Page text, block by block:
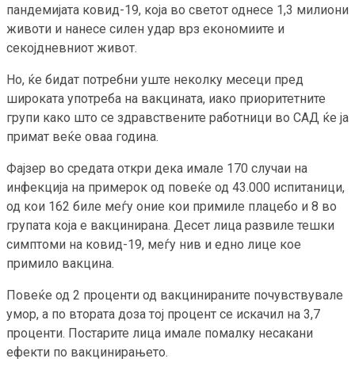
пандемијата ковид-19, која во светот однесе 1,3 милиони
животи и нанесе силен удар врз економиите и
секојдневниот живот.
Но, ќе бидат потребни уште неколку месеци пред
широката употреба на вакцината, иако приоритетните
групи како што се здравствените работници во САД ќе ја
примат веќе оваа година.
Фајзер во средата откри дека имале 170 случаи на
инфекција на примерок од повеќе од 43.000 испитаници,
од кои 162 биле меѓу оние кои примиле плацебо и 8 во
групата која е вакцинирана. Десет лица развиле тешки
симптоми на ковид-19, меѓу нив и едно лице кое
примило вакцина.
Повеќе од 2 проценти од вакцинираните почувствувале
умор, а по втората доза тој процент се искачил на 3,7
проценти. Постарите лица имале помалку несакани
ефекти по вакцинирањето.